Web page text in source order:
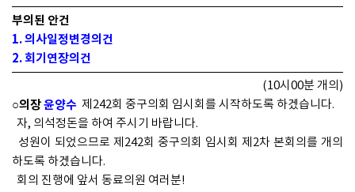
부의된 안건
1. 의사일정변경의건
2. 회기연장의건
(10시00분 개의)
○의장윤양수 제242회 중구의회 임시회를 시작하도록 하겠습니다.
자, 의석정돈을 하여 주시기 바랍니다.
성원이 되었으므로 제242회 중구의회 임시회 제2차 본회의를 개의
하도록 하겠습니다.
회의 진행에 앞서 동료의원 여러분!